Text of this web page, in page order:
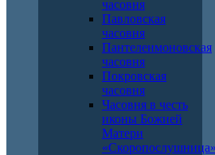
часовня
Павловская
часовня
Пантелеимоновская
часовня
Покровская
часовня
Часовня в честь
иконы Божией
Матери
«Скоропослушница»